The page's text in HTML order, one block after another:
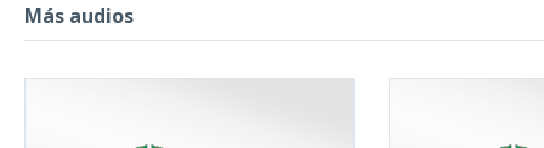
Más audios